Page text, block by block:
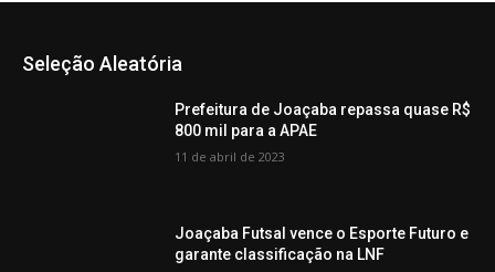
Seleção Aleatória
Prefeitura de Joaçaba repassa quase R$
800 mil para a APAE
11 de abril de 2023
Joaçaba Futsal vence o Esporte Futuro e
garante classificação na LNF